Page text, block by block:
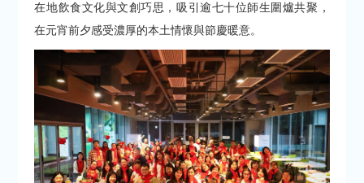
在地飲食文化與文創巧思，吸引逾七十位師生圍爐共聚，
在元宵前夕感受濃厚的本土情懷與節慶暖意。